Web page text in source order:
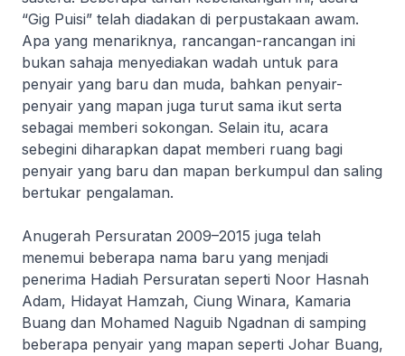
“Gig Puisi” telah diadakan di perpustakaan awam.
Apa yang menariknya, rancangan-rancangan ini
bukan sahaja menyediakan wadah untuk para
penyair yang baru dan muda, bahkan penyair-
penyair yang mapan juga turut sama ikut serta
sebagai memberi sokongan. Selain itu, acara
sebegini diharapkan dapat memberi ruang bagi
penyair yang baru dan mapan berkumpul dan saling
bertukar pengalaman.
Anugerah Persuratan 2009–2015 juga telah
menemui beberapa nama baru yang menjadi
penerima Hadiah Persuratan seperti Noor Hasnah
Adam, Hidayat Hamzah, Ciung Winara, Kamaria
Buang dan Mohamed Naguib Ngadnan di samping
beberapa penyair yang mapan seperti Johar Buang,